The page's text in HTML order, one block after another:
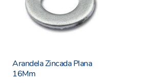
Arandela Zincada Plana
16Mm